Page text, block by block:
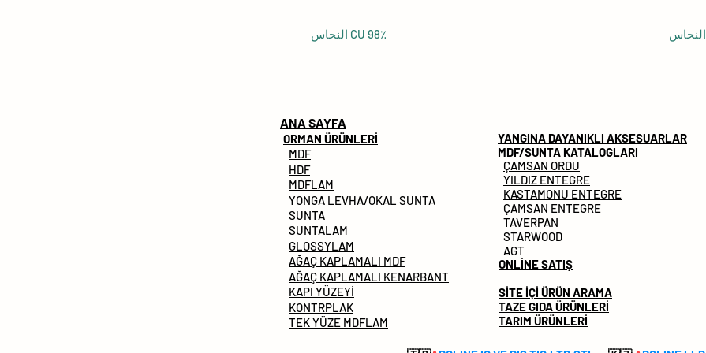
النحاس CU 98٪
ANA SAYFA
ORMAN ÜRÜNLERİ
MDF
MDFLAM
HDF
YONGA LEVHA/OKAL SUNTA
SUNTA
SUNTALAM
GLOSSYLAM
AĞAÇ KAPLAMALI MDF
AĞAÇ KAPLAMALI KENARBANT
KAPI YÜZEYİ
KONTRPLAK
TEK YÜZE MDFLAM
YANGINA DAYANIKLI AKSESUARLAR
MDF/SUNTA KATALOGLARI
ÇAMSAN ORDU
KASTAMONU ENTEGRE
YILDIZ ENTEGRE
ÇAMSAN ENTEGRE
TAVERPAN
STARWOOD
AGT
ONLİNE SATIŞ
SİTE İÇİ ÜRÜN ARAMA
TAZE GIDA ÜRÜNLERİ
TARIM ÜRÜNLERİ